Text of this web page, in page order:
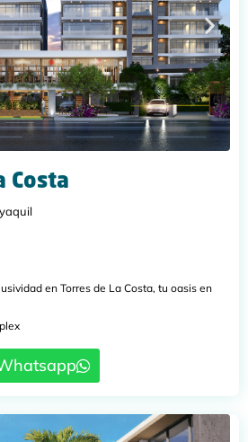
Costa
en Torres de La Costa, tu oasis en